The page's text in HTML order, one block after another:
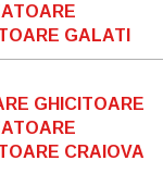
GALATI
GHICITOARE
CRAIOVA